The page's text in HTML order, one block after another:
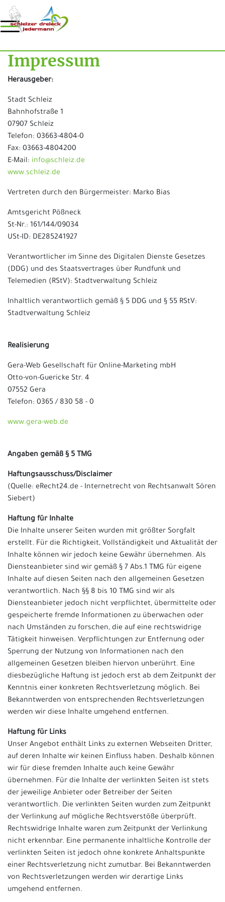
Impressum
Herausgeber:
Stadt Schleiz
Bahnhofstraße 1
07907 Schleiz
Telefon: 03663-4804-0
Fax: 03663-4804200
E-Mail: info@schleiz.de
www.schleiz.de
Vertreten durch den Bürgermeister: Marko Bias
Amtsgericht Pößneck
St-Nr.: 161/144/09034
USt-ID: DE285241927
Verantwortlicher im Sinne des Digitalen Dienste Gesetzes
(DDG) und des Staatsvertrages über Rundfunk und
Telemedien (RStV): Stadtverwaltung Schleiz
Inhaltlich verantwortlich gemäß § 5 DDG und § 55 RStV:
Stadtverwaltung Schleiz
Realisierung
Gera-Web Gesellschaft für Online-Marketing mbH
Otto-von-Guericke Str. 4
07552 Gera
Telefon: 0365 / 830 58 - 0
www.gera-web.de
Angaben gemäß § 5 TMG
Haftungsausschuss/Disclaimer
(Quelle: eRecht24.de - Internetrecht von Rechtsanwalt Sören
Siebert)
Haftung für Inhalte
Die Inhalte unserer Seiten wurden mit größter Sorgfalt
erstellt. Für die Richtigkeit, Vollständigkeit und Aktualität der
Inhalte können wir jedoch keine Gewähr übernehmen. Als
Diensteanbieter sind wir gemäß § 7 Abs.1 TMG für eigene
Inhalte auf diesen Seiten nach den allgemeinen Gesetzen
verantwortlich. Nach §§ 8 bis 10 TMG sind wir als
Diensteanbieter jedoch nicht verpflichtet, übermittelte oder
gespeicherte fremde Informationen zu überwachen oder
nach Umständen zu forschen, die auf eine rechtswidrige
Tätigkeit hinweisen. Verpflichtungen zur Entfernung oder
Sperrung der Nutzung von Informationen nach den
allgemeinen Gesetzen bleiben hiervon unberührt. Eine
diesbezügliche Haftung ist jedoch erst ab dem Zeitpunkt der
Kenntnis einer konkreten Rechtsverletzung möglich. Bei
Bekanntwerden von entsprechenden Rechtsverletzungen
werden wir diese Inhalte umgehend entfernen.
Haftung für Links
Unser Angebot enthält Links zu externen Webseiten Dritter,
auf deren Inhalte wir keinen Einfluss haben. Deshalb können
wir für diese fremden Inhalte auch keine Gewähr
übernehmen. Für die Inhalte der verlinkten Seiten ist stets
der jeweilige Anbieter oder Betreiber der Seiten
verantwortlich. Die verlinkten Seiten wurden zum Zeitpunkt
der Verlinkung auf mögliche Rechtsverstöße überprüft.
Rechtswidrige Inhalte waren zum Zeitpunkt der Verlinkung
nicht erkennbar. Eine permanente inhaltliche Kontrolle der
verlinkten Seiten ist jedoch ohne konkrete Anhaltspunkte
einer Rechtsverletzung nicht zumutbar. Bei Bekanntwerden
von Rechtsverletzungen werden wir derartige Links
umgehend entfernen.